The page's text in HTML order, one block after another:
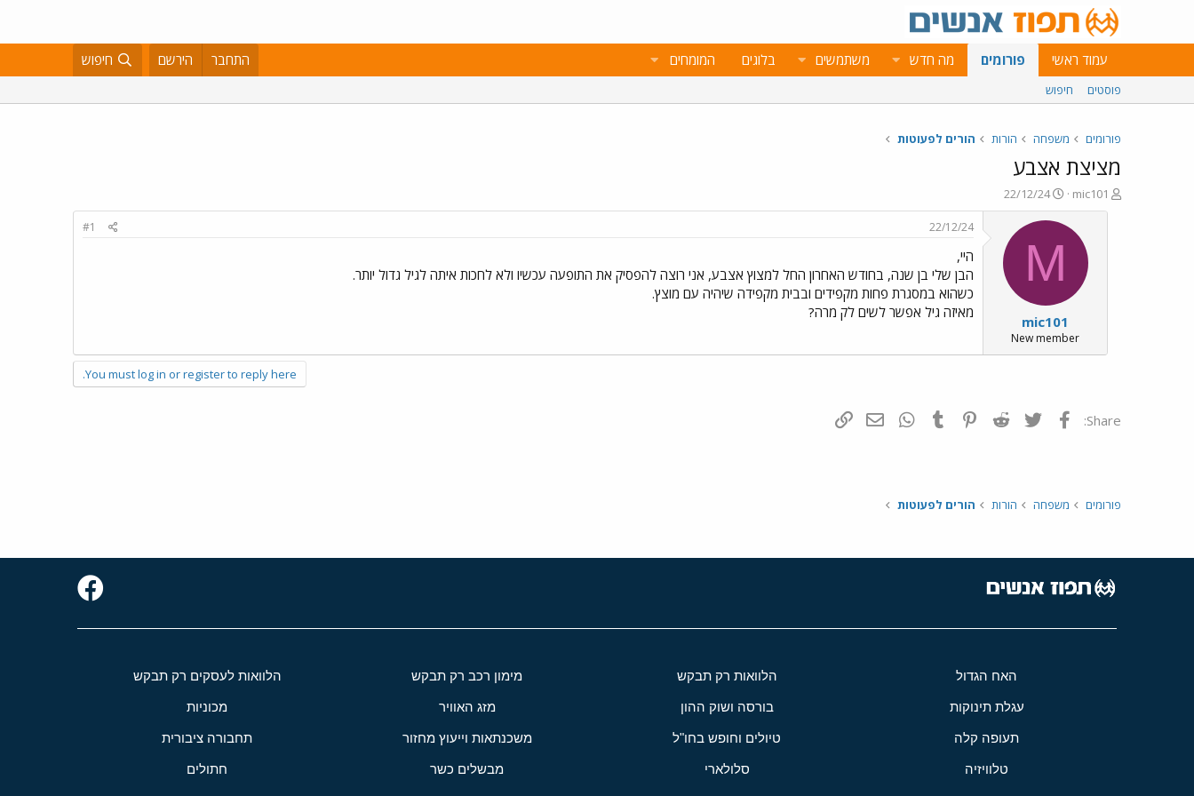
עמוד ראשי פורומים מה חדש משתמשים בלוגים המומחים התחבר הירשם חיפוש
פוסטים חיפוש
פורומים משפחה הורות הורים לפעוטות
מציצת אצבע
פ
ו
mic101
פ
ו
ר
ב
א
ר
י
ך
22/12/24
M
mic101
New member
22/12/24
#1
היי,
הבן שלי בן שנה, בחודש האחרון החל למצוץ אצבע, אני רוצה להפסיק את התופעה עכשיו ולא לחכות איתה לגיל גדול יותר.
כשהוא במסגרת פחות מקפידים ובבית מקפידה שיהיה עם מוצץ.
מאיזה גיל אפשר לשים לק מרה?
You must log in or register to reply here.
Share: פייסבוק Twitter
Reddit
Pinterest
Tumblr
WhatsAppדואר אלקטרוני
פורומים משפחה הורות הורים לפעוטות
האח הגדול הלוואות רק תבקש מימון רכב רק תבקש הלוואות לעסקים רק תבקש
עגלת תינוקות בורסה ושוק ההון מזג האוויר מכוניות
תעופה קלה טיולים וחופש בחו"ל משכנתאות וייעוץ מחזור תחבורה ציבורית
טלוויזיה סלולארי מבשלים כשר חתולים